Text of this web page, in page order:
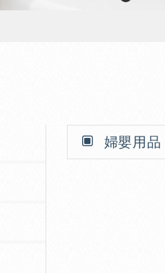
婦嬰用品